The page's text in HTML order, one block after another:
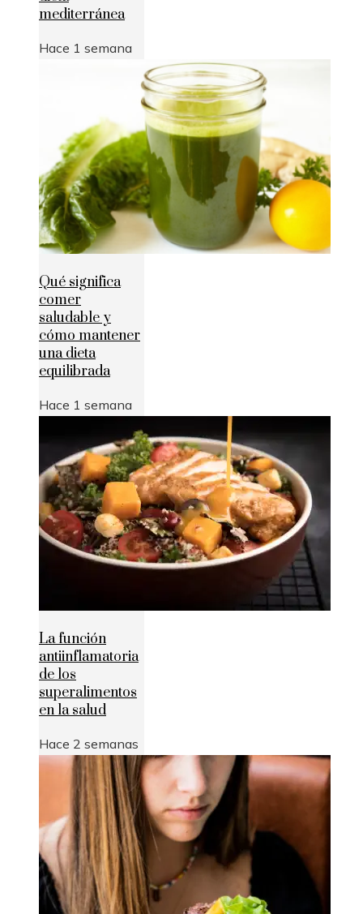
mediterránea
Hace 1 semana
Qué significa
comer
saludable y
cómo mantener
una dieta
equilibrada
Hace 1 semana
La función
antiinflamatoria
de los
superalimentos
en la salud
Hace 2 semanas